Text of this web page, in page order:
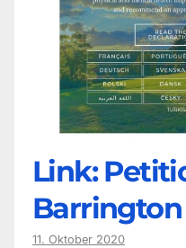
Link:
11. Oktober 2020